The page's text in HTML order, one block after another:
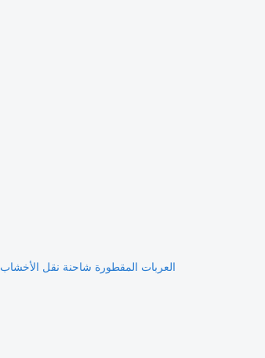
العربات المقطورة شاحنة نقل الأخشاب BMF Dolly